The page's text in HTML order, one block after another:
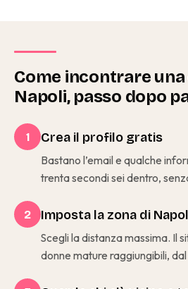
Come incontrare
Napoli, passo dopo
1 Crea il profilo gratis
Bastano l’email e qualche
trenta secondi sei dentro,
2 Imposta la zona di
Scegli la distanza massima. Il
donne mature raggiungibili,